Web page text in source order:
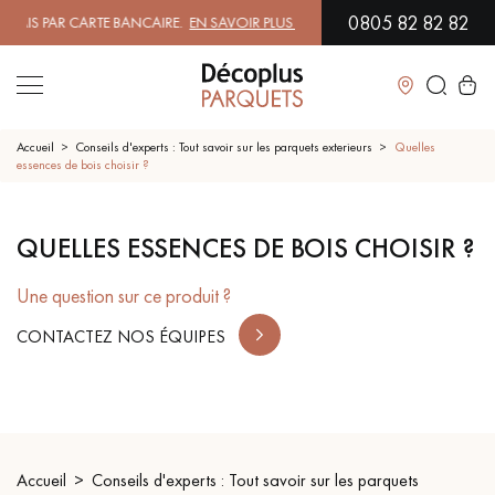
PAR CARTE BANCAIRE.EN SAVOIR PLUS| PROFITEZ DE NOS
0805 82 82 82
Fermer
SOL PLAQUÉ BOIS VERITABLES
Accueil Conseils d'experts : Tout savoir sur les parquets exterieurs
Quelles
essences de bois choisir ?
QUELLES ESSENCES DE BOIS CHOISIR ?
Une question sur ce produit ?
CONTACTEZ NOS ÉQUIPES
Accueil
Conseils d'experts : Tout savoir sur les parquets